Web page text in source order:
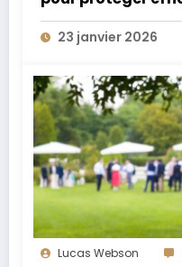
domicile ?
23 janvier 2026
Lucas Webson